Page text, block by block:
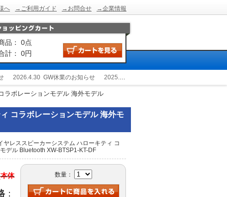
→企業情報
→お問合せ
→ご利用ガイド
へ
品： 0点
計： 0円
2026.4.30 GW休業のお知らせ 2025.12.24
ラボレーションモデル 海外モデル
コラボレーションモデル 海外モ
ヤレススピーカーシステム ハローキティ コ
デル Bluetooth XW-BTSP1-KT-DF
体
：
数量：